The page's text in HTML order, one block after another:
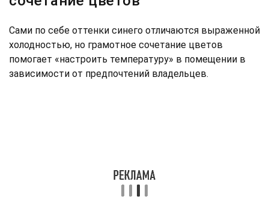
Сами по себе оттенки синего отличаются выраженной
холодностью, но грамотное сочетание цветов
помогает «настроить температуру» в помещении в
зависимости от предпочтений владельцев.